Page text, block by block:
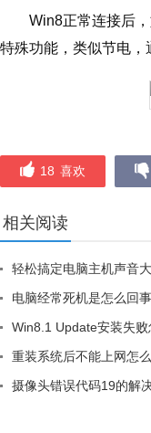
Win8正常连接后
特殊功能，类似节电，
18 喜欢
相关阅读
轻松搞定电脑主机声音
电脑经常死机是怎么回
Win8.1 Update安装失败
重装系统后不能上网怎
摄像头错误代码19的解